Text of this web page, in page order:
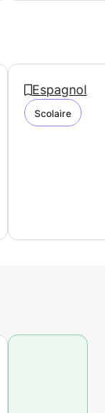
Espagnol
Scolaire